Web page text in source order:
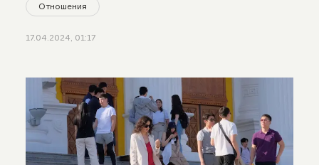
Отношения
17.04.2024, 01:17